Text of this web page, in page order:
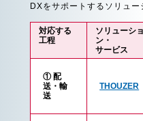
DXをサポートするソリュー
対応する
工程
ソリューショ
ン・
サービス
① 配
送・輸
送
THOUZER